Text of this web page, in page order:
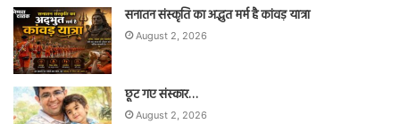
सनातन संस्कृति का अद्भुत मर्म है कांवड़ यात्रा
August 2, 2026
छूट गए संस्कार…
August 2, 2026